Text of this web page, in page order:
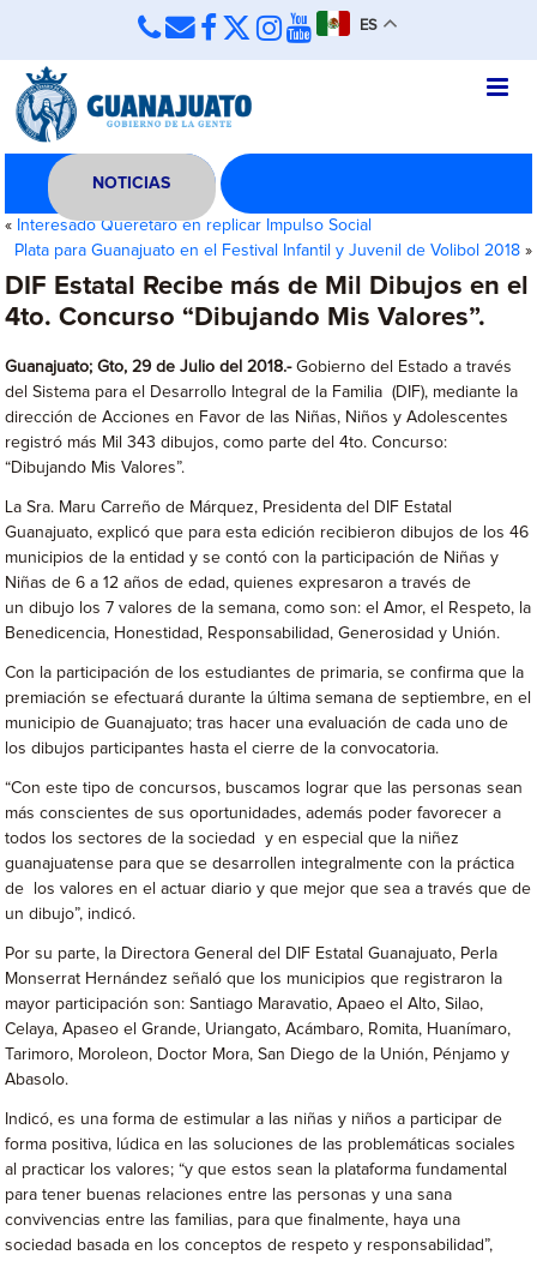
ES
NOTICIAS
« Interesado Querétaro en replicar Impulso Social
Plata para Guanajuato en el Festival Infantil y Juvenil de Volibol 2018»
DIF Estatal Recibe más de Mil Dibujos en el
4to. Concurso “Dibujando Mis Valores”.
Guanajuato; Gto, 29 de Julio del 2018.-Gobierno del Estado a través
del Sistema para el Desarrollo Integral de la Familia (DIF), mediante la
dirección de Acciones en Favor de las Niñas, Niños y Adolescentes
registró más Mil 343 dibujos, como parte del 4to. Concurso:
“Dibujando Mis Valores”.
La Sra. Maru Carreño de Márquez, Presidenta del DIF Estatal
Guanajuato, explicó que para esta edición recibieron dibujos de los 46
municipios de la entidad y se contó con la participación de Niñas y
Niñas de 6 a 12 años de edad, quienes expresaron a través de
un dibujo los 7 valores de la semana, como son: el Amor, el Respeto, la
Benedicencia, Honestidad, Responsabilidad, Generosidad y Unión.
Con la participación de los estudiantes de primaria, se confirma que la
premiación se efectuará durante la última semana de septiembre, en el
municipio de Guanajuato; tras hacer una evaluación de cada uno de
los dibujos participantes hasta el cierre de la convocatoria.
“Con este tipo de concursos, buscamos lograr que las personas sean
más conscientes de sus oportunidades, además poder favorecer a
todos los sectores de la sociedad y en especial que la niñez
guanajuatense para que se desarrollen integralmente con la práctica
de los valores en el actuar diario y que mejor que sea a través que de
un dibujo”, indicó.
Por su parte, la Directora General del DIF Estatal Guanajuato, Perla
Monserrat Hernández señaló que los municipios que registraron la
mayor participación son: Santiago Maravatio, Apaeo el Alto, Silao,
Celaya, Apaseo el Grande, Uriangato, Acámbaro, Romita, Huanímaro,
Tarimoro, Moroleon, Doctor Mora, San Diego de la Unión, Pénjamo y
Abasolo.
Indicó, es una forma de estimular a las niñas y niños a participar de
forma positiva, lúdica en las soluciones de las problemáticas sociales
al practicar los valores; “y que estos sean la plataforma fundamental
para tener buenas relaciones entre las personas y una sana
convivencias entre las familias, para que finalmente, haya una
sociedad basada en los conceptos de respeto y responsabilidad”,